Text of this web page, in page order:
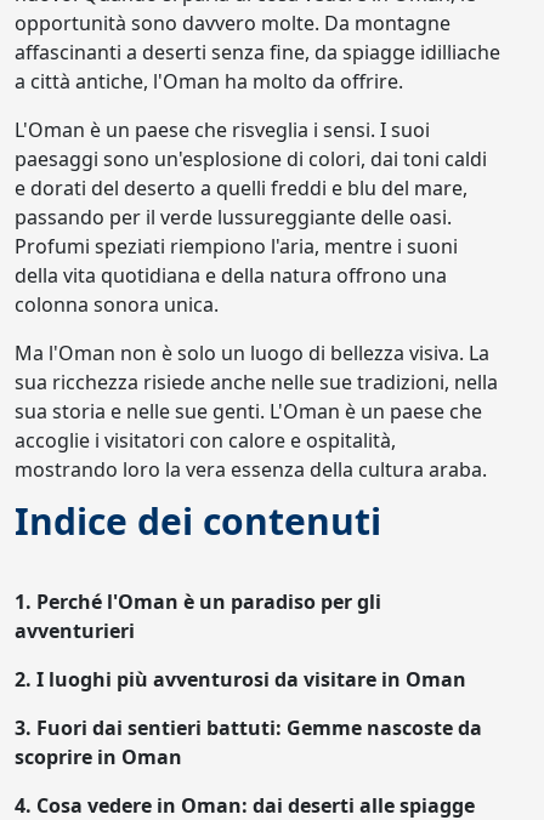
opportunità sono davvero molte. Da montagne
affascinanti a deserti senza fine, da spiagge idilliache
a città antiche, l'Oman ha molto da offrire.
L'Oman è un paese che risveglia i sensi. I suoi
paesaggi sono un'esplosione di colori, dai toni caldi
e dorati del deserto a quelli freddi e blu del mare,
passando per il verde lussureggiante delle oasi.
Profumi speziati riempiono l'aria, mentre i suoni
della vita quotidiana e della natura offrono una
colonna sonora unica.
Ma l'Oman non è solo un luogo di bellezza visiva. La
sua ricchezza risiede anche nelle sue tradizioni, nella
sua storia e nelle sue genti. L'Oman è un paese che
accoglie i visitatori con calore e ospitalità,
mostrando loro la vera essenza della cultura araba.
Indice dei contenuti
1. Perché l'Oman è un paradiso per gli
avventurieri
2. I luoghi più avventurosi da visitare in Oman
3. Fuori dai sentieri battuti: Gemme nascoste da
scoprire in Oman
4. Cosa vedere in Oman: dai deserti alle spiagge